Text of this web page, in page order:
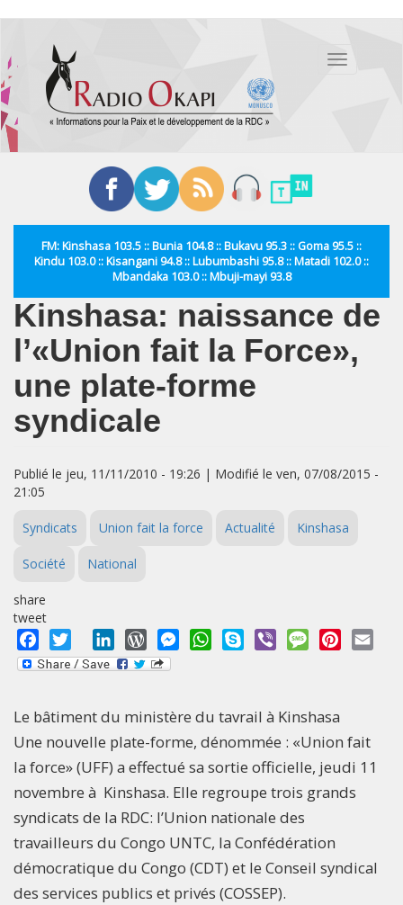
contenu
principal
Toggle
FM: Kinshasa 103.5 :: Bunia 104.8 :: Bukavu 95.3 :: Goma 95.5 ::
Kindu 103.0 :: Kisangani 94.8 :: Lubumbashi 95.8 :: Matadi 102.0 ::
Mbandaka 103.0 :: Mbuji-mayi 93.8
Kinshasa: naissance de
l’«Union fait la Force»,
une plate-forme
syndicale
Publié le jeu, 11/11/2010 - 19:26 | Modifié le ven, 07/08/2015 -
21:05
Syndicats Union fait la force Actualité Kinshasa
Société National
share
tweet
Facebook
Twitter LinkedInWordPressMessengerWhatsApp
Skype Viber MessagePinterest
Le bâtiment du ministère du tavrail à Kinshasa
Une nouvelle plate-forme, dénommée : «Union fait
la force» (UFF) a effectué sa sortie officielle, jeudi 11
novembre à Kinshasa. Elle regroupe trois grands
syndicats de la RDC: l’Union nationale des
travailleurs du Congo UNTC, la Confédération
démocratique du Congo (CDT) et le Conseil syndical
des services publics et privés (COSSEP).